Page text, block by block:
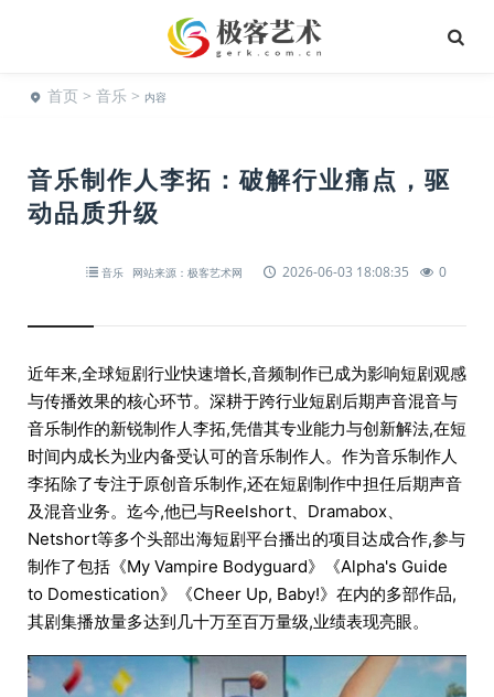
首页 > 音乐 > 内容
音乐制作人李拓：破解行业痛点，驱
动品质升级
音乐 网站来源：极客艺术网 2026-06-03 18:08:35 0
近年来,全球短剧行业快速增长,音频制作已成为影响短剧观感
与传播效果的核心环节。深耕于跨行业短剧后期声音混音与
音乐制作的新锐制作人李拓,凭借其专业能力与创新解法,在短
时间内成长为业内备受认可的音乐制作人。作为音乐制作人
李拓除了专注于原创音乐制作,还在短剧制作中担任后期声音
及混音业务。迄今,他已与Reelshort、Dramabox、
Netshort等多个头部出海短剧平台播出的项目达成合作,参与
制作了包括《My Vampire Bodyguard》《Alpha's Guide
to Domestication》《Cheer Up, Baby!》在内的多部作品,
其剧集播放量多达到几十万至百万量级,业绩表现亮眼。